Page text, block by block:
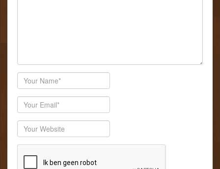
Author
Email
Website